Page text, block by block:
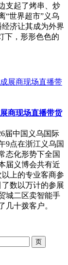
支起了烤串、炒
“世界超市”义乌
济让其成为外界
下，形形色色的
商现场直播带货
届中国义乌国际
9点在浙江义乌国
态化形势下全国
届义博会共有近
上的专业客商参
数以万计的参展
城二区卖智能手
几十拨客户。